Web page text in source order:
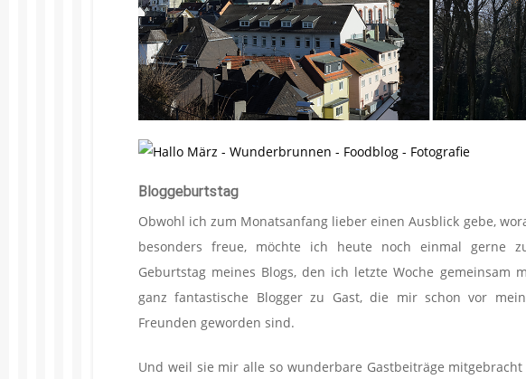
Bloggeburtstag
Obwohl ich zum Monatsanfang lieber einen Ausblick gebe,
besonders freue, möchte ich heute noch einmal gerne
Geburtstag meines Blogs, den ich letzte Woche gemeinsam
ganz fantastische Blogger zu Gast, die mir schon vor
Freunden geworden sind.
Und weil sie mir alle so wunderbare Gastbeiträge